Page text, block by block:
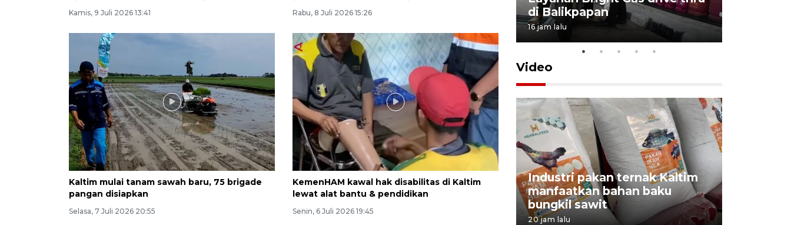
Kamis, 9 Juli 2026 13:41 Rabu, 8 Juli 2026 15:26
Kaltim mulai tanam sawah baru, 75 brigade
pangan disiapkan
Selasa, 7 Juli 2026 20:55
KemenHAM kawal hak disabilitas di Kaltim
lewat alat bantu & pendidikan
Senin, 6 Juli 2026 19:45
Soya di Samarinda
di Balikpapan
16 jam lalu
Video
IKN mulai bangun hunian dari
investasi asing
Industri pakan ternak Kaltim
manfaatkan bahan baku
bungkil sawit
20 jam lalu